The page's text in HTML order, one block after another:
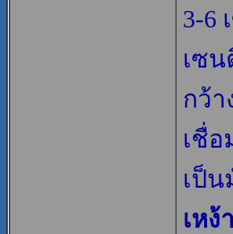
3-6
เซน
กว้า
เชื่
เป็
เหง้า